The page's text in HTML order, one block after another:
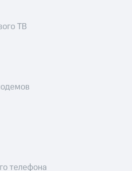
ТВ
телефона